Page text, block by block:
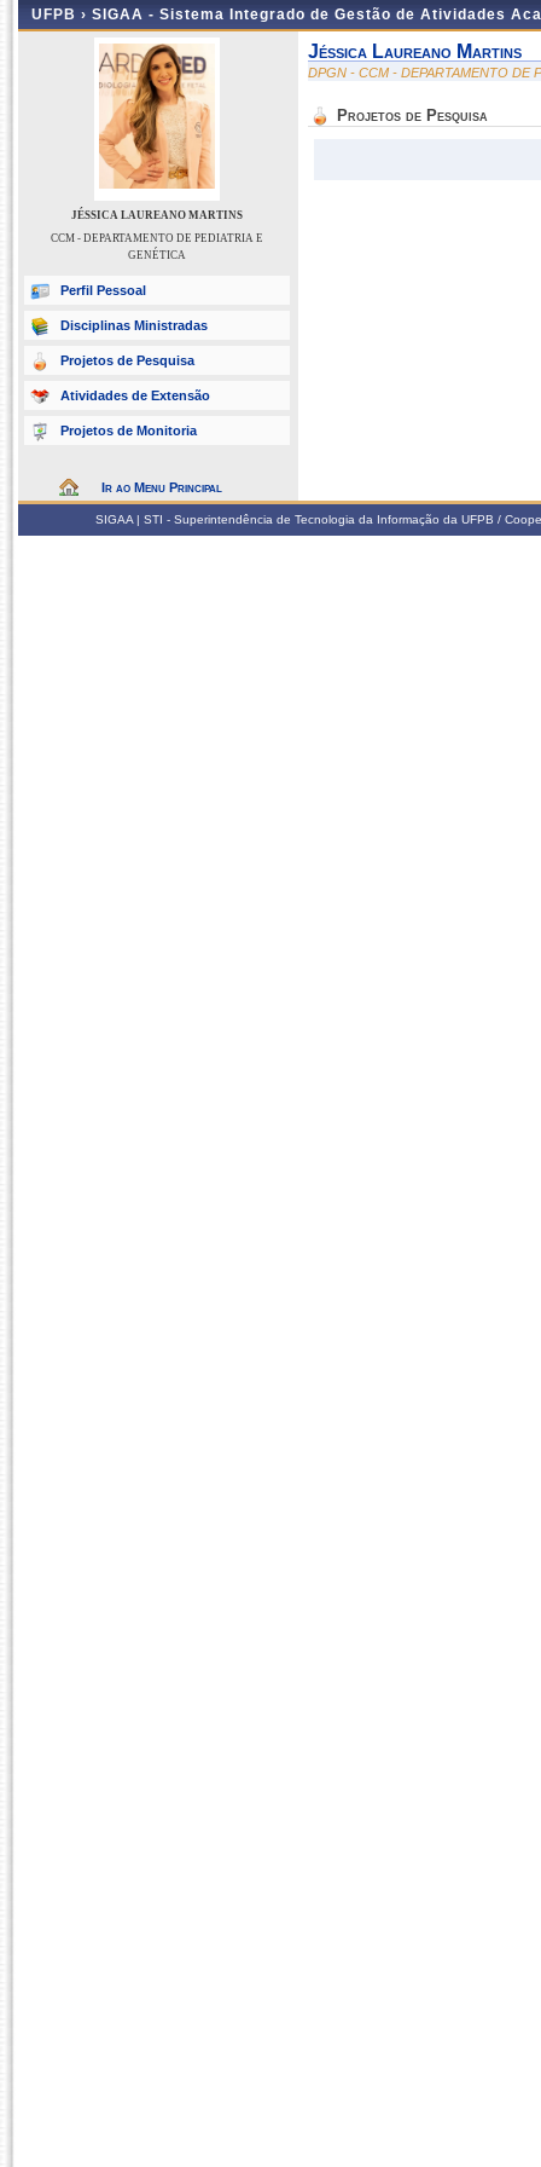
UFPB › SIGAA - Sistema Integrado de Gestão de Atividades
JÉSSICA LAUREANO MARTINS
CCM - DEPARTAMENTO DE PEDIATRIA E
GENÉTICA
Perfil Pessoal
Disciplinas Ministradas
Projetos de Pesquisa
Atividades de Extensão
Projetos de Monitoria
Ir ao Menu Principal
Jéssica Laureano Martins
DPGN - CCM - DEPARTAMENTO DE
Projetos de Pesquisa
SIGAA | STI - Superintendência de Tecnologia da Informação da UFPB /